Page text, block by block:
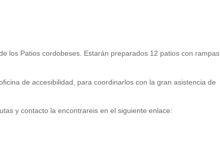
los Patios cordobeses. Estarán preparados 12 patios con rampas
de accesibilidad, para coordinarlos con la gran asistencia de
y contacto la encontrareis en el siguiente enlace: